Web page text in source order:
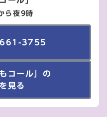
ら夜9時
661-3755
コール」の
見る